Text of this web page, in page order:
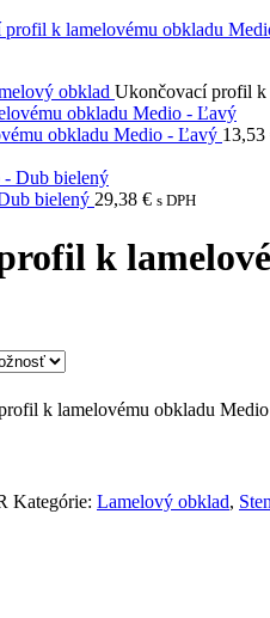
obklad Ukončovací profil k
obkladu Medio - Ľavý 13,53
bielený 29,38 € s DPH
k
k lamelovému obkladu
Kategórie: Lamelový obklad,